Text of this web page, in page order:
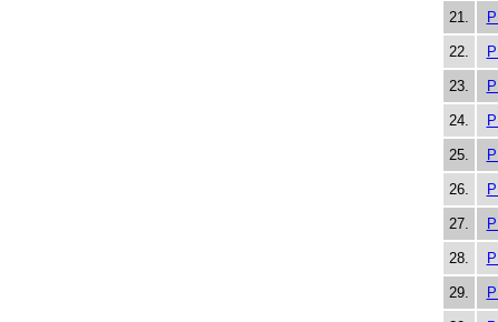
21.
22.
23.
24.
25.
26.
27.
28.
29.